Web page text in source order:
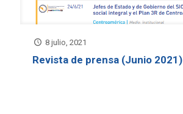
8 julio, 2021
Revista de prensa (Junio 2021)